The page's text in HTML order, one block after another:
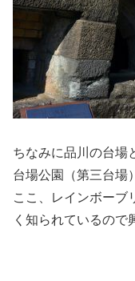
ちなみに品川の台場
台場公園（第三台場
ここ、レインボーブ
く知られているので